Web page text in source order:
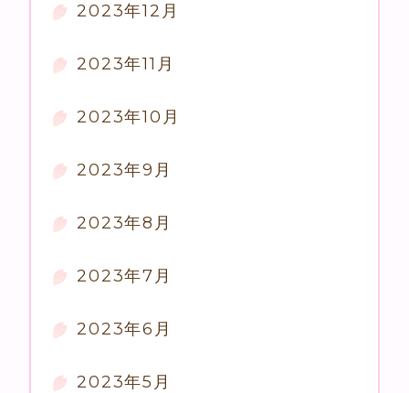
2023年12月
2023年11月
2023年10月
2023年9月
2023年8月
2023年7月
2023年6月
2023年5月